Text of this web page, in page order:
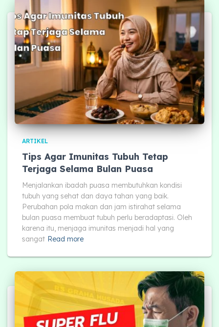
ARTIKEL
Tips Agar Imunitas Tubuh Tetap
Terjaga Selama Bulan Puasa
Menjalankan ibadah puasa membutuhkan kondisi
tubuh yang sehat dan daya tahan yang baik.
Perubahan pola makan dan jam istirahat selama
bulan puasa membuat tubuh perlu beradaptasi. Oleh
karena itu, menjaga imunitas menjadi hal yang
sangat Read more